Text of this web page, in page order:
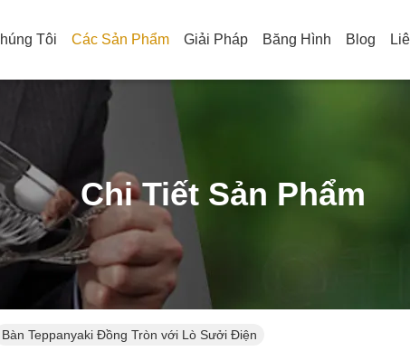
Tôi Các Sản Phẩm Giải Pháp Băng Hình Blog
Chi Tiết Sản Phẩm
Bàn Teppanyaki Đồng Tròn với Lò Sưởi Điện